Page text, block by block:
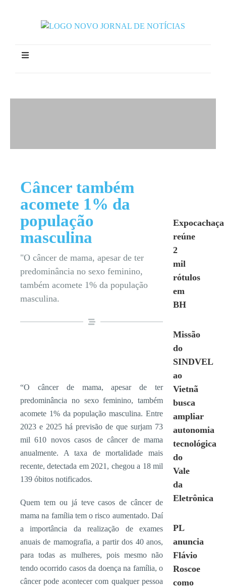
Câncer também
acomete 1% da
população
masculina
"O câncer de mama, apesar de ter
predominância no sexo feminino,
também acomete 1% da população
masculina.
“O câncer de mama, apesar de ter
predominância no sexo feminino, também
acomete 1% da população masculina. Entre
2023 e 2025 há previsão de que surjam 73
mil 610 novos casos de câncer de mama
anualmente. A taxa de mortalidade mais
recente, detectada em 2021, chegou a 18 mil
139 óbitos notificados.
Quem tem ou já teve casos de câncer de
mama na família tem o risco aumentado. Daí
a importância da realização de exames
anuais de mamografia, a partir dos 40 anos,
para todas as mulheres, pois mesmo não
tendo ocorrido casos da doença na família, o
câncer pode acontecer com qualquer pessoa
Expocachaça
reúne
2
mil
rótulos
em
BH
Missão
do
SINDVEL
ao
Vietnã
busca
ampliar
autonomia
tecnológica
do
Vale
da
Eletrônica
PL
anuncia
Flávio
Roscoe
como